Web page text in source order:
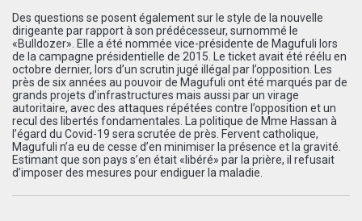
Des questions se posent également sur le style de la nouvelle
dirigeante par rapport à son prédécesseur, surnommé le
«Bulldozer». Elle a été nommée vice-présidente de Magufuli lors
de la campagne présidentielle de 2015. Le ticket avait été réélu en
octobre dernier, lors d’un scrutin jugé illégal par l’opposition. Les
près de six années au pouvoir de Magufuli ont été marqués par de
grands projets d’infrastructures mais aussi par un virage
autoritaire, avec des attaques répétées contre l’opposition et un
recul des libertés fondamentales. La politique de Mme Hassan à
l’égard du Covid-19 sera scrutée de près. Fervent catholique,
Magufuli n’a eu de cesse d’en minimiser la présence et la gravité.
Estimant que son pays s’en était «libéré» par la prière, il refusait
d’imposer des mesures pour endiguer la maladie.